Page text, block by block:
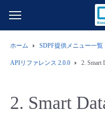
サービス一覧
クラウド/サーバー
データ利活用
料金情報
ホーム SDPF提供メニュー一覧
APIリファレンス 2.0.0 2. Smart
2. Smart